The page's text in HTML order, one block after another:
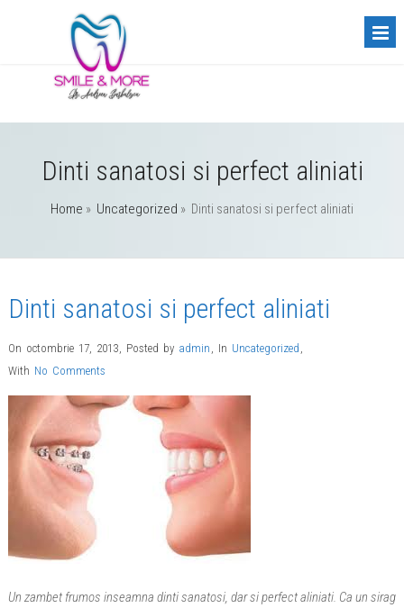
Dinti sanatosi si perfect aliniati
Home » Uncategorized » Dinti sanatosi si perfect aliniati
Dinti sanatosi si perfect aliniati
On octombrie 17, 2013, Posted by admin , In Uncategorized ,
With No Comments
Un zambet frumos inseamna dinti sanatosi, dar si perfect aliniati. Ca un sirag